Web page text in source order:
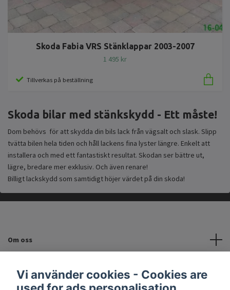
Skoda Fabia VRS Stänklappar 2003-2007
1 495 kr
Tillverkas på beställning
Skoda bilar med stänkskydd - Ett måste!
Dom behövs för att skydda din bils lack från vägsalt och slask. Slipp
tvätta bilen hela tiden och håll lackens fina lyster längre. Enkelt att
installera och med ett fantastiskt resultat. Skodan ser bättre ut,
lägre, bredare mer exklusiv. Och även renare!
Billigt lackskydd som samtidigt höjer värdet på din skoda!
Om oss
Vi använder cookies - Cookies are